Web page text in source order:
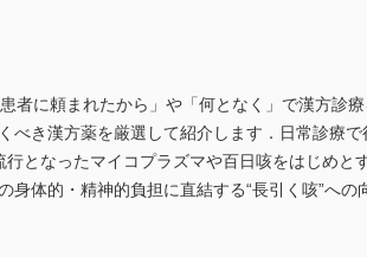
者に頼まれたから」や「何となく」で漢方診
き漢方薬を厳選して紹介します．日常診療
となったマイコプラズマや百日咳をはじめと
体的・精神的負担に直結する“長引く咳”への